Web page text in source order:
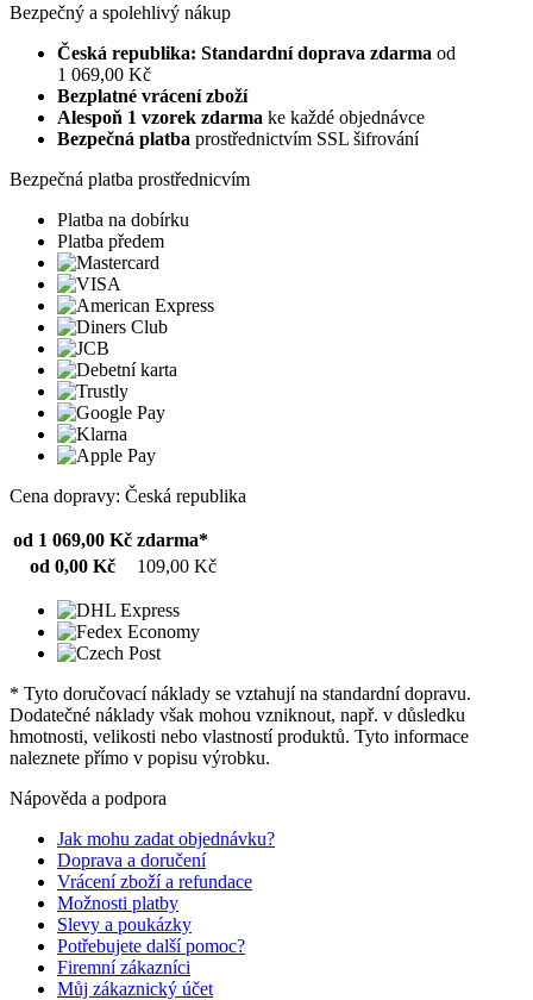
Bezpečný a spolehlivý nákup
Česká republika: Standardní doprava zdarma od
1 069,00 Kč
Bezplatné vrácení zboží
Alespoň 1 vzorek zdarma ke každé objednávce
Bezpečná platba prostřednictvím SSL šifrování
Bezpečná platba prostřednicvím
Platba na dobírku
Platba předem
Cena dopravy: Česká republika
od 1 069,00 Kč zdarma*
od 0,00 Kč
109,00 Kč
* Tyto doručovací náklady se vztahují na standardní dopravu.
Dodatečné náklady však mohou vzniknout, např. v důsledku
hmotnosti, velikosti nebo vlastností produktů. Tyto informace
naleznete přímo v popisu výrobku.
Nápověda a podpora
Jak mohu zadat objednávku?
Doprava a doručení
Vrácení zboží a refundace
Možnosti platby
Slevy a poukázky
Potřebujete další pomoc?
Firemní zákazníci
Můj zákaznický účet